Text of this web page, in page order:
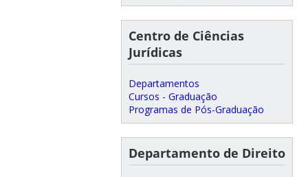
Centro de Ciências
Jurídicas
Departamentos
Cursos - Graduação
Programas de Pós-Graduação
Departamento de Direito